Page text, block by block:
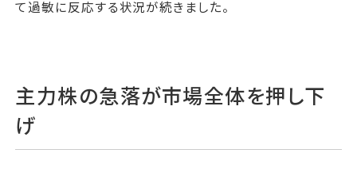
て過敏に反応する状況が続きました。
主力株の急落が市場全体を押し下
げ